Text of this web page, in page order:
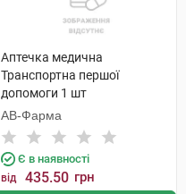
Аптечка медична
Транспортна першої
допомоги 1 шт
АВ-Фарма
Є в наявності
від 435.50 грн